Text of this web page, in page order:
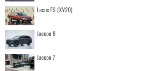
Lexus ES (XV20)
Jaecoo 8
Jaecoo 7